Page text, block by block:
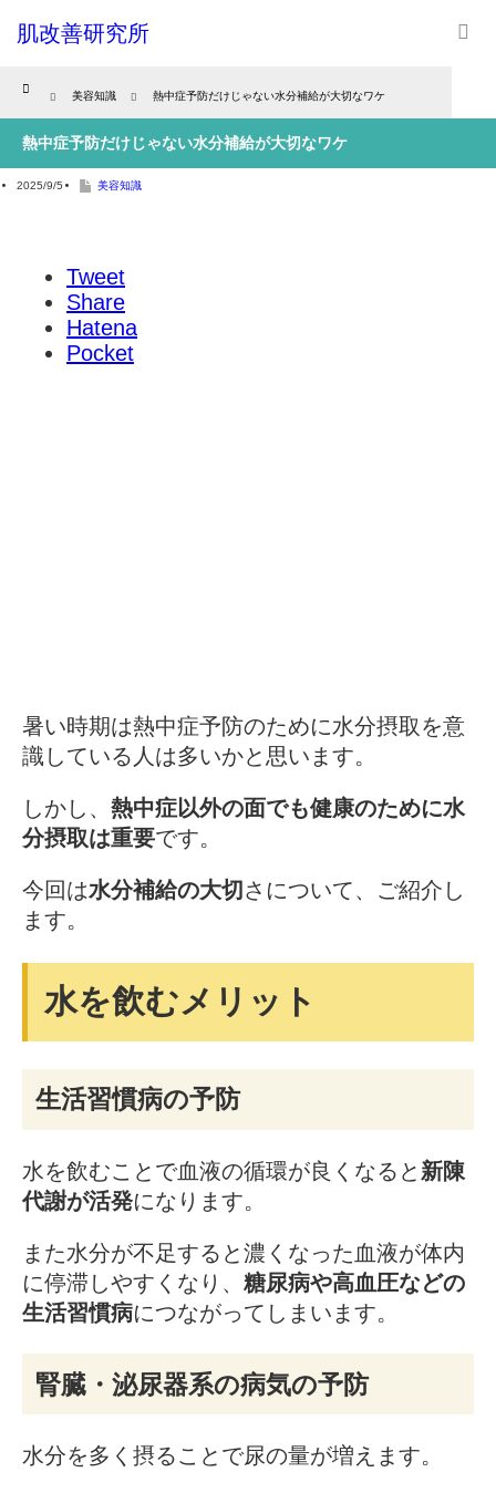
肌改善研究所
Home
美容知識 熱中症予防だけじゃない水分補給が大切なワケ
熱中症予防だけじゃない水分補給が大切なワケ
2025/9/5 美容知識
Tweet
Share
Hatena
Pocket
暑い時期は熱中症予防のために水分摂取を意
識している人は多いかと思います。
しかし、 熱中症以外の面でも健康のために水
分摂取は重要です。
今回は水分補給の大切 さについて、ご紹介し
ます。
水を飲むメリット
生活習慣病の予防
水を飲むことで血液の循環が良くなると 新陳
代謝が活発になります。
また水分が不足すると濃くなった血液が体内
に停滞しやすくなり、 糖尿病や高血圧などの
生活習慣病につながってしまいます。
腎臓・泌尿器系の病気の予防
水分を多く摂ることで尿の量が増えます。